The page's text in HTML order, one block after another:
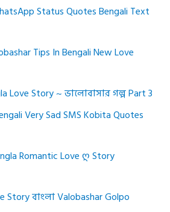
Status Quotes Bengali Text
Tips In Bengali New Love
Love Story ~ ভালোবাসার গল্প Part 3
Very Sad SMS Kobita Quotes
Romantic Love Ღ Story
Story বাংলা Valobashar Golpo